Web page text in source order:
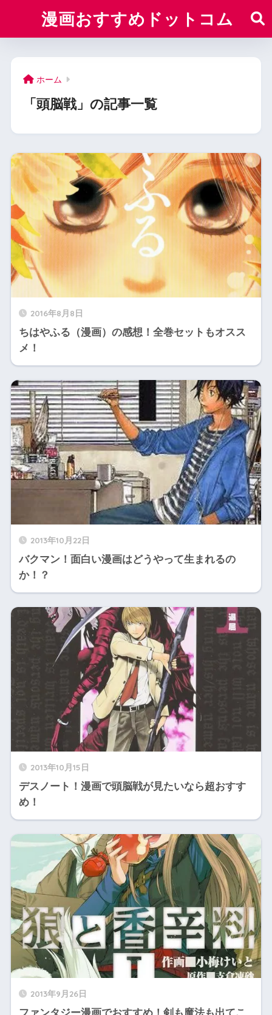
漫画おすすめドットコム
ホーム
「頭脳戦」の記事一覧
2016年8月8日
ちはやふる（漫画）の感想！全巻セットもオスス
メ！
2013年10月22日
バクマン！面白い漫画はどうやって生まれるの
か！？
2013年10月15日
デスノート！漫画で頭脳戦が見たいなら超おすす
め！
2013年9月26日